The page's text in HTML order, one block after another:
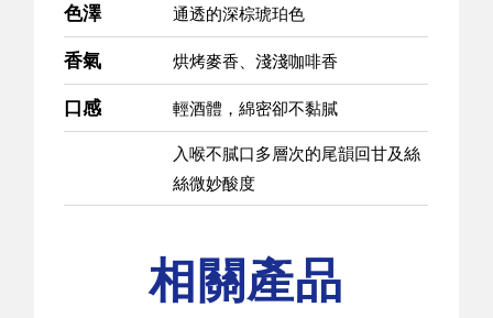
色澤 通透的深棕琥珀色
香氣 烘烤麥香、淺淺咖啡香
口感 輕酒體，綿密卻不黏膩
入喉不膩口多層次的尾韻回甘及絲
絲微妙酸度
相關產品